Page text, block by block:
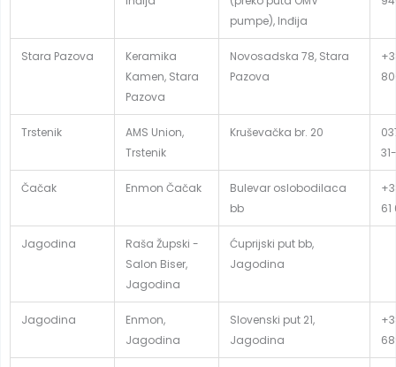
pumpe), Inđija
Stara Pazova
Keramika
Kamen, Stara
Pazova
Novosadska 78, Stara
Pazova
Trstenik
AMS Union,
Trstenik
Kruševačka br. 20
Čačak Enmon Čačak
Bulevar oslobodilaca
bb
Jagodina
Raša Župski -
Salon Biser,
Jagodina
Ćuprijski put bb,
Jagodina
Jagodina
Enmon,
Jagodina
Slovenski put 21,
Jagodina